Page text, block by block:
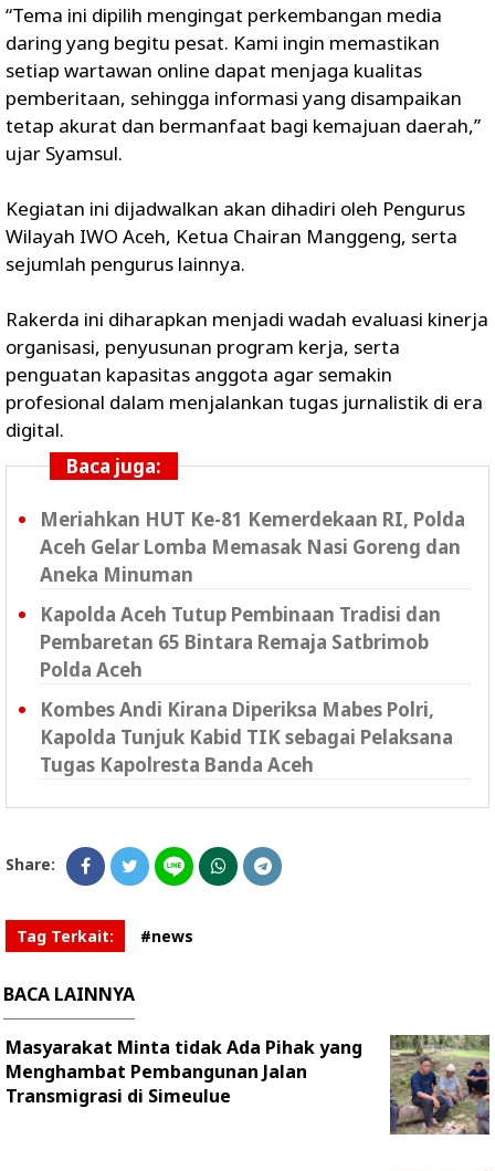
“Tema ini dipilih mengingat perkembangan media
daring yang begitu pesat. Kami ingin memastikan
setiap wartawan online dapat menjaga kualitas
pemberitaan, sehingga informasi yang disampaikan
tetap akurat dan bermanfaat bagi kemajuan daerah,”
ujar Syamsul.
Kegiatan ini dijadwalkan akan dihadiri oleh Pengurus
Wilayah IWO Aceh, Ketua Chairan Manggeng, serta
sejumlah pengurus lainnya.
Rakerda ini diharapkan menjadi wadah evaluasi kinerja
organisasi, penyusunan program kerja, serta
penguatan kapasitas anggota agar semakin
profesional dalam menjalankan tugas jurnalistik di era
digital.
Baca juga:
Meriahkan HUT Ke-81 Kemerdekaan RI, Polda
Aceh Gelar Lomba Memasak Nasi Goreng dan
Aneka Minuman
Kapolda Aceh Tutup Pembinaan Tradisi dan
Pembaretan 65 Bintara Remaja Satbrimob
Polda Aceh
Kombes Andi Kirana Diperiksa Mabes Polri,
Kapolda Tunjuk Kabid TIK sebagai Pelaksana
Tugas Kapolresta Banda Aceh
Share:
Tag Terkait: #news
BACA LAINNYA
Masyarakat Minta tidak Ada Pihak yang
Menghambat Pembangunan Jalan
Transmigrasi di Simeulue